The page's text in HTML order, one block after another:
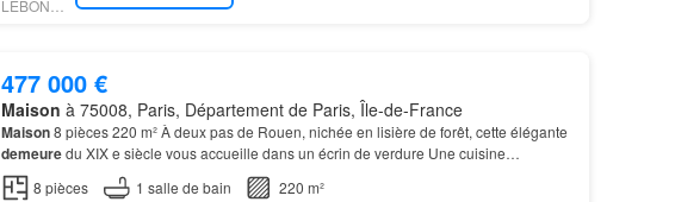
477 000 €
Maison à 75008, Paris, Département de Paris, Île-de-France
Maison8 pièces 220 m² À deux pas de Rouen, nichée en lisière de forêt, cette élégante
demeuredu XIX e siècle vous accueille dans un écrin de verdure Une cuisine
généreuse, cœur de la
8 pièces 1 salle de bain 220 m²